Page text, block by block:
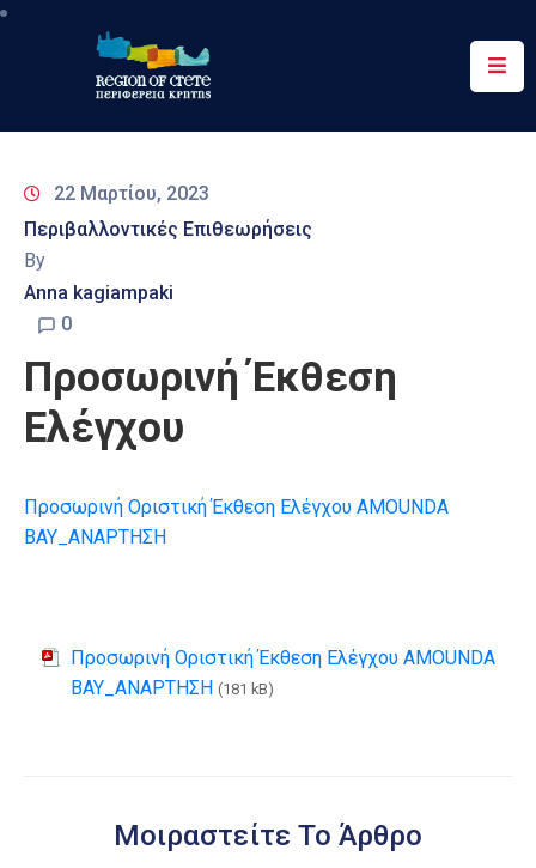
Περιφέρεια
&
Δράσεις
Ψηφιακές
Επικοινωνία
22 Μαρτίου, 2023
Περιβαλλοντικές Επιθεωρήσεις
By
Anna kagiampaki
0
Προσωρινή Έκθεση
Ελέγχου
Προσωρινή Οριστική Έκθεση Ελέγχου AMOUNDA
BAY_ΑΝΑΡΤΗΣΗ
Προσωρινή Οριστική Έκθεση Ελέγχου AMOUNDA
BAY_ΑΝΑΡΤΗΣΗ (181 kB)
Μοιραστείτε Το Άρθρο